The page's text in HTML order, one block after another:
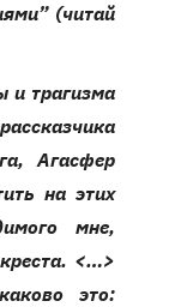
(читай
и трагизма
Агасфер
на этих
мне,
<…>
это: